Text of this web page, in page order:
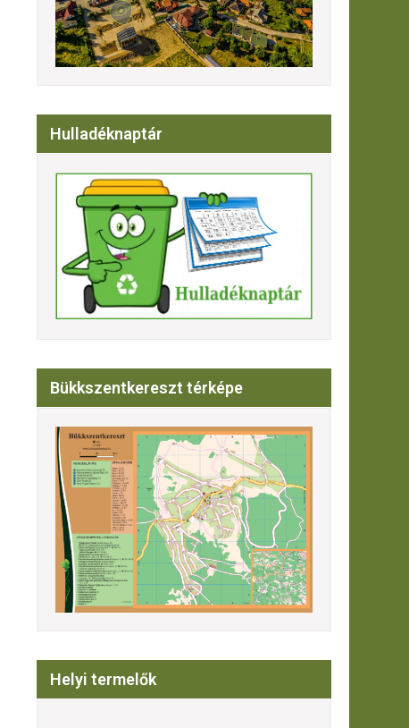
Hulladéknaptár
Bükkszentkereszt térképe
Helyi termelők